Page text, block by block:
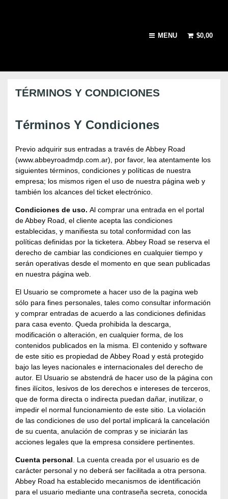
MENU $0,00
TÉRMINOS Y CONDICIONES
Términos Y Condiciones
Previo adquirir sus entradas a través de Abbey Road
(www.abbeyroadmdp.com.ar), por favor, lea atentamente los
siguientes términos, condiciones y políticas de nuestra
empresa; los mismos rigen el uso de nuestra página web y
también los alcances del ticket electrónico.
Condiciones de uso. Al comprar una entrada en el portal
de Abbey Road, el cliente acepta las condiciones
establecidas, y manifiesta su total conformidad con las
políticas definidas por la ticketera. Abbey Road se reserva el
derecho de cambiar las condiciones en cualquier tiempo y
serán operativas desde el momento en que sean publicadas
en nuestra página web.
El Usuario se compromete a hacer uso de la pagina web
sólo para fines personales, tales como consultar información
y comprar entradas de acuerdo a las condiciones definidas
para casa evento. Queda prohibida la descarga,
modificación o alteración, en cualquier forma, de los
contenidos publicados en la misma. El contenido y software
de este sitio es propiedad de Abbey Road y está protegido
bajo las leyes nacionales e internacionales del derecho de
autor. El Usuario se abstendrá de hacer uso de la página con
fines ilícitos, lesivos de los derechos e intereses de terceros,
que de forma directa o indirecta puedan dañar, inutilizar, o
impedir el normal funcionamiento de este sitio. La violación
de las condiciones de uso del portal implicará la cancelación
de su cuenta, anulación de compras y se iniciarán las
acciones legales que la empresa considere pertinentes.
Cuenta personal . La cuenta creada por el usuario es de
carácter personal y no deberá ser facilitada a otra persona.
Abbey Road ha establecido mecanismos de identificación
para el usuario mediante una contraseña secreta, conocida